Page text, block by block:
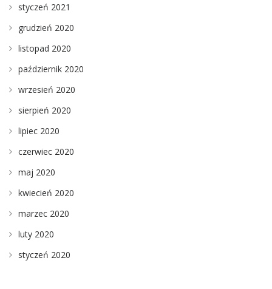
styczeń 2021
grudzień 2020
listopad 2020
październik 2020
wrzesień 2020
sierpień 2020
lipiec 2020
czerwiec 2020
maj 2020
kwiecień 2020
marzec 2020
luty 2020
styczeń 2020